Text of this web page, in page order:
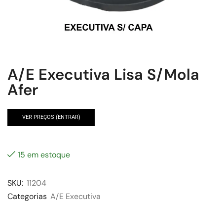
A/E Executiva Lisa S/Mola
Afer
VER PREÇOS (ENTRAR)
15 em estoque
SKU: 11204
Categorias A/E Executiva